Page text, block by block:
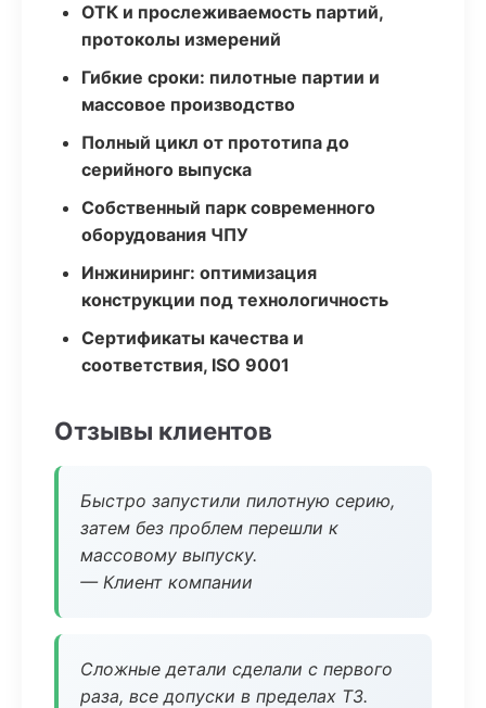
ОТК и прослеживаемость партий,
протоколы измерений
Гибкие сроки: пилотные партии и
массовое производство
Полный цикл от прототипа до
серийного выпуска
Собственный парк современного
оборудования ЧПУ
Инжиниринг: оптимизация
конструкции под технологичность
Сертификаты качества и
соответствия, ISO 9001
Отзывы клиентов
Быстро запустили пилотную серию,
затем без проблем перешли к
массовому выпуску.
— Клиент компании
Сложные детали сделали с первого
раза, все допуски в пределах ТЗ.